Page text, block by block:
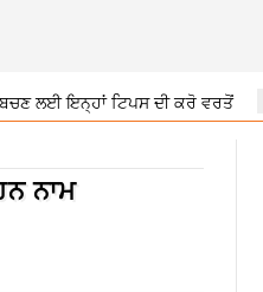
ਟਿਪਸ ਦੀ ਕਰੋ ਵਰਤੋਂ 7:21 pm
ਨਾਮ